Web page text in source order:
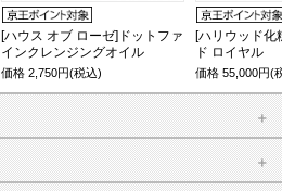
[ハウス オブ ローゼ]ドットファ
インクレンジングオイル
価格2,750円(税込)
[ハリウッド化
ド ロイヤル
価格55,000円(